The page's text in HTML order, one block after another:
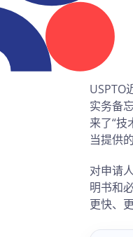
USPTO
实务备
来了“技
当提供
对申请
明书和
更快、